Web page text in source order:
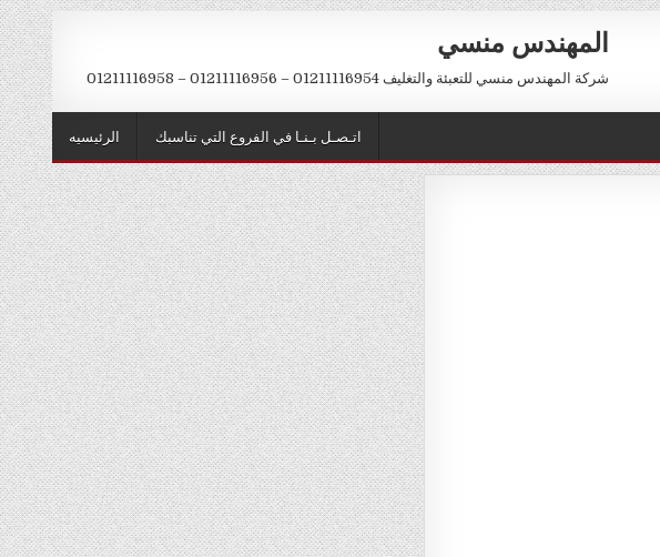
المهندس منسي
شركة المهندس منسي للتعبئة والتغليف 01211116954 – 01211116956 – 01211116958
الرئيسيه اتـصـل بـنـا في الفروع التي تناسبك